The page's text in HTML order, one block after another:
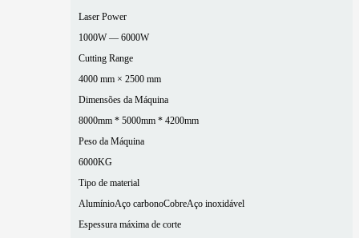
Laser Power
1000W — 6000W
Cutting Range
4000 mm × 2500 mm
Dimensões da Máquina
8000mm * 5000mm * 4200mm
Peso da Máquina
6000KG
Tipo de material
AlumínioAço carbonoCobreAço inoxidável
Espessura máxima de corte